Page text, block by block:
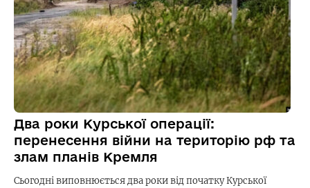
Два роки Курської операції:
перенесення війни на територію рф та
злам планів Кремля
Сьогодні виповнюється два роки від початку Курської